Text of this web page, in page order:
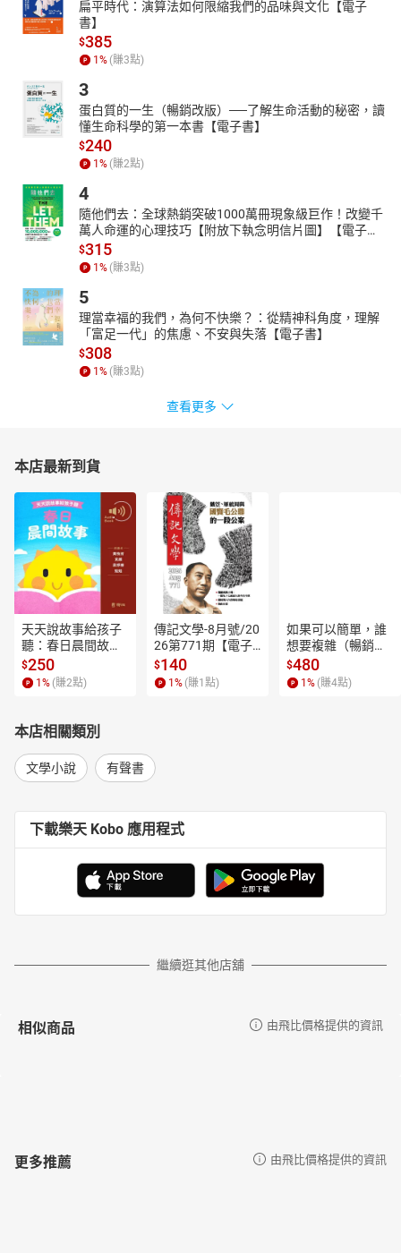
12 蘋果和橘子
13 皇家禮數的底細
14 這個字，就是一個小宇宙 - 腦
15 每況愈下有什麼不對
16 陌生之必要
17 對考試所做的發明
18 讓我安靜些
21 下「棋」輸了就想「翻案」
22 有了「觔斗雲」就「幸福」了嗎
23 「秘密」就別說出來
24 孩子的專有美德 不廢話
扁平時代：演算法如何限縮我們的品味與文化【電子
書】
$385
1 % (賺3點)
3
蛋白質的一生（暢銷改版）──了解生命活動的秘密，讀
懂生命科學的第一本書【電子書】
$240
1 % (賺2點)
4
隨他們去：全球熱銷突破1000萬冊現象級巨作！改變千
萬人命運的心理技巧【附放下執念明信片圖】【電子
書】
$315
1 % (賺3點)
5
理當幸福的我們，為何不快樂？：從精神科角度，理解
「富足一代」的焦慮、不安與失落【電子書】
$308
1 % (賺3點)
查看更多
本店最新到貨
天天說故事給孩子
聽：春日晨間故事
【有聲書】
$250
1 % (賺2點)
傳記文學-8月號/20
26第771期【電子
書】
$140
1 % (賺1 點)
如果可以簡單，誰
想要複雜（暢銷經
典新編版）【電子
書】
$480
1 % (賺4點)
本店相關類別
文學小說 有聲書
下載樂天 Kobo 應用程式
繼續逛其他店舖
相似商品 由飛比價格提供的資訊
更多推薦 由飛比價格提供的資訊